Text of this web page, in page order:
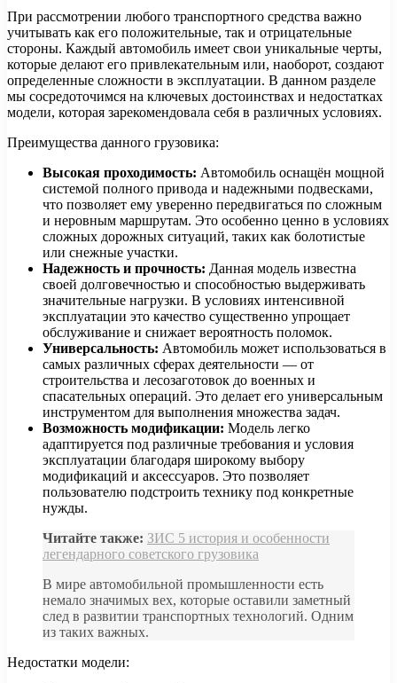
При рассмотрении любого транспортного средства важно
учитывать как его положительные, так и отрицательные
стороны. Каждый автомобиль имеет свои уникальные черты,
которые делают его привлекательным или, наоборот, создают
определенные сложности в эксплуатации. В данном разделе
мы сосредоточимся на ключевых достоинствах и недостатках
модели, которая зарекомендовала себя в различных условиях.
Преимущества данного грузовика:
Высокая проходимость: Автомобиль оснащён мощной
системой полного привода и надежными подвесками,
что позволяет ему уверенно передвигаться по сложным
и неровным маршрутам. Это особенно ценно в условиях
сложных дорожных ситуаций, таких как болотистые
или снежные участки.
Надежность и прочность: Данная модель известна
своей долговечностью и способностью выдерживать
значительные нагрузки. В условиях интенсивной
эксплуатации это качество существенно упрощает
обслуживание и снижает вероятность поломок.
Универсальность: Автомобиль может использоваться в
самых различных сферах деятельности — от
строительства и лесозаготовок до военных и
спасательных операций. Это делает его универсальным
инструментом для выполнения множества задач.
Возможность модификации: Модель легко
адаптируется под различные требования и условия
эксплуатации благодаря широкому выбору
модификаций и аксессуаров. Это позволяет
пользователю подстроить технику под конкретные
нужды.
Читайте также: ЗИС 5 история и особенности
легендарного советского грузовика
В мире автомобильной промышленности есть
немало значимых вех, которые оставили заметный
след в развитии транспортных технологий. Одним
из таких важных.
Недостатки модели: